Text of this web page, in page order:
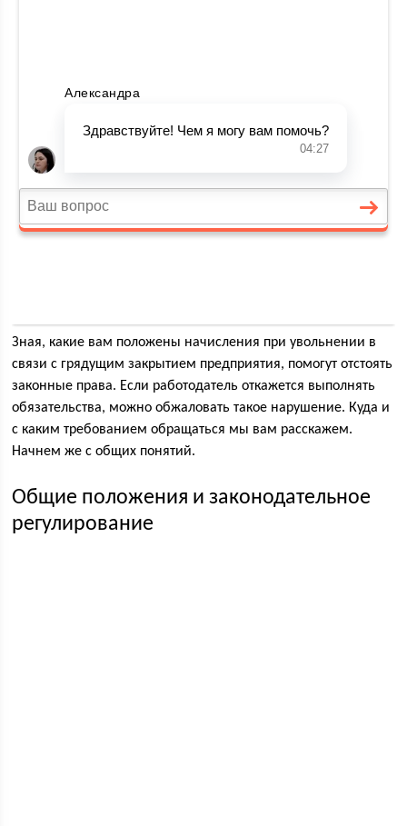
Зная, какие вам положены начисления при увольнении в
связи с грядущим закрытием предприятия, помогут отстоять
законные права. Если работодатель откажется выполнять
обязательства, можно обжаловать такое нарушение. Куда и
с каким требованием обращаться мы вам расскажем.
Начнем же с общих понятий.
Общие положения и законодательное
регулирование